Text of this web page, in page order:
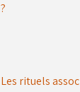
?
Les rituels